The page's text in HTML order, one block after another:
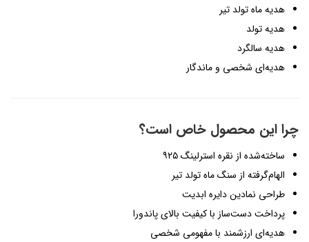
هدیه ماه تولد تیر
هدیه تولد
هدیه سالگرد
هدیه‌ای شخصی و ماندگار
چرا این محصول خاص است؟
ساخته‌شده از نقره استرلینگ ۹۲۵
الهام‌گرفته از سنگ ماه تولد تیر
طراحی نمادین دایره ابدیت
پرداخت دست‌ساز با کیفیت بالای پاندورا
هدیه‌ای ارزشمند با مفهومی شخصی